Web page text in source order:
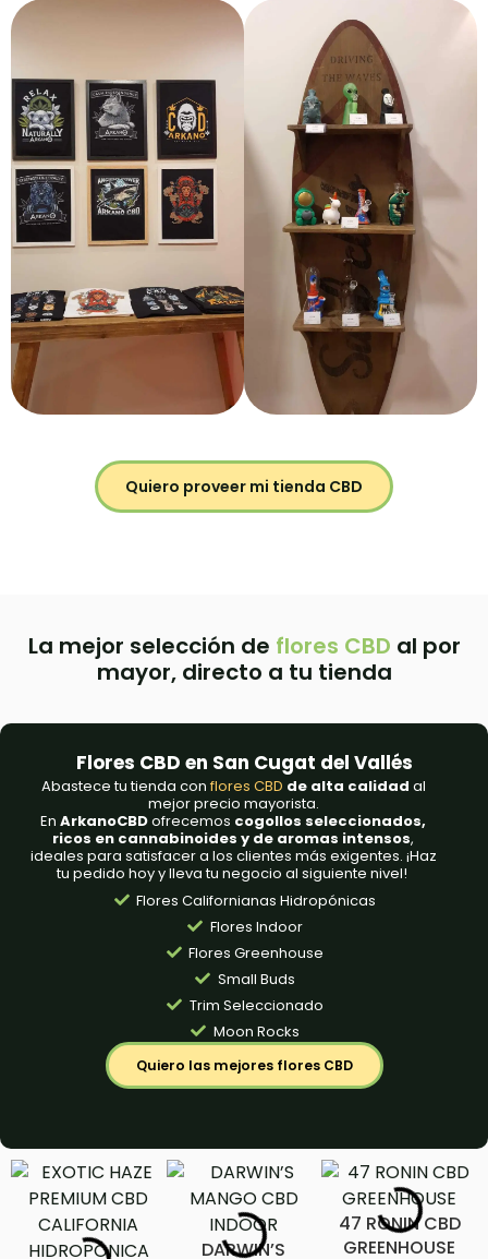
Quiero proveer mi tienda CBD
La mejor selección de flores CBD al por
mayor, directo a tu tienda
Flores CBD en San Cugat del Vallés
Abastece tu tienda conflores CBD de alta calidad al
mejor precio mayorista.
EnArkanoCBDofrecemos cogollos seleccionados,
ricos en cannabinoides y de aromas intensos,
ideales para satisfacer a los clientes más exigentes. ¡Haz
tu pedido hoy y lleva tu negocio al siguiente nivel!
Flores Californianas Hidropónicas
Flores Indoor
Flores Greenhouse
Small Buds
Trim Seleccionado
Moon Rocks
Quiero las mejores flores CBD
DARWIN’S
47 RONIN CBD
GREENHOUSE